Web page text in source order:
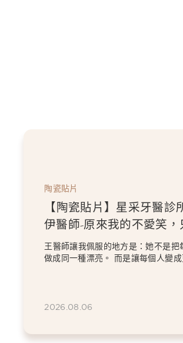
牙醫診所-王珮
愛笑，只是不
：她不是把每個人都
每個人變成更適合自